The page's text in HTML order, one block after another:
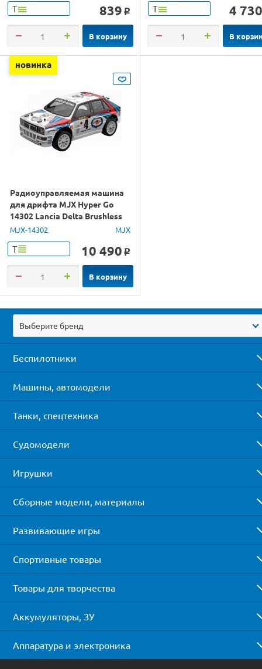
Т 839 o
В корзину
Т 4 730
В
новинка
Радиоуправляемая машина
для дрифта MJX Hyper Go
14302 Lancia Delta Brushless
4WD 2.4G LED 1/14 RTR
MJX-14302 MJX
Т 10 490 o
В корзину
Выберите бренд
Беспилотники
Машины, автомодели
Танки, спецтехника
Судомодели
Игрушки
Сборные модели, материалы
Развивающие игры
Спортивные товары
Товары для творчества
Аккумуляторы, ЗУ
Аппаратура и электроника